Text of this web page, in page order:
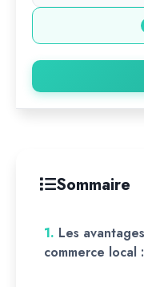
Sommaire
1. Les
commerce local